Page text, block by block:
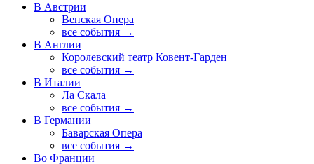
В Австрии
Венская Опера
все события →
В Англии
Королевский театр Ковент-Гарден
все события →
В Италии
Ла Скала
все события →
В Германии
Баварская Опера
все события →
Во Франции